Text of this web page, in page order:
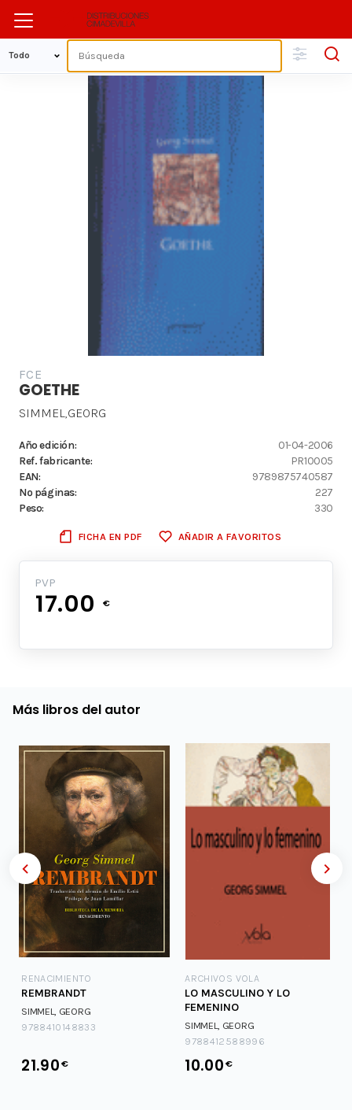
FCE
GOETHE
SIMMEL,GEORG
Año edición:
01-04-2006
Ref. fabricante:
PR10005
EAN:
9789875740587
Nº páginas:
227
Peso:
330
FICHA EN PDF AÑADIR A FAVORITOS
PVP
17.00 €
Más libros del autor
RENACIMIENTO
REMBRANDT
SIMMEL, GEORG
9788410148833
21.90€
ARCHIVOS VOLA
LO MASCULINO Y LO
FEMENINO
SIMMEL, GEORG
9788412588996
10.00€